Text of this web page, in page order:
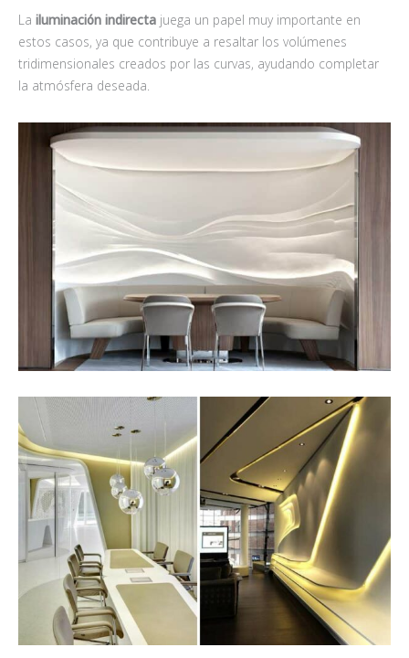
La iluminación indirecta juega un papel muy importante en
estos casos, ya que contribuye a resaltar los volúmenes
tridimensionales creados por las curvas, ayudando completar
la atmósfera deseada.